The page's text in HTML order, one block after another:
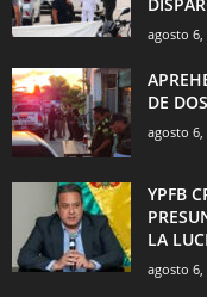
agosto 6,
DE
agosto 6,
YPFB
LA
agosto 6,